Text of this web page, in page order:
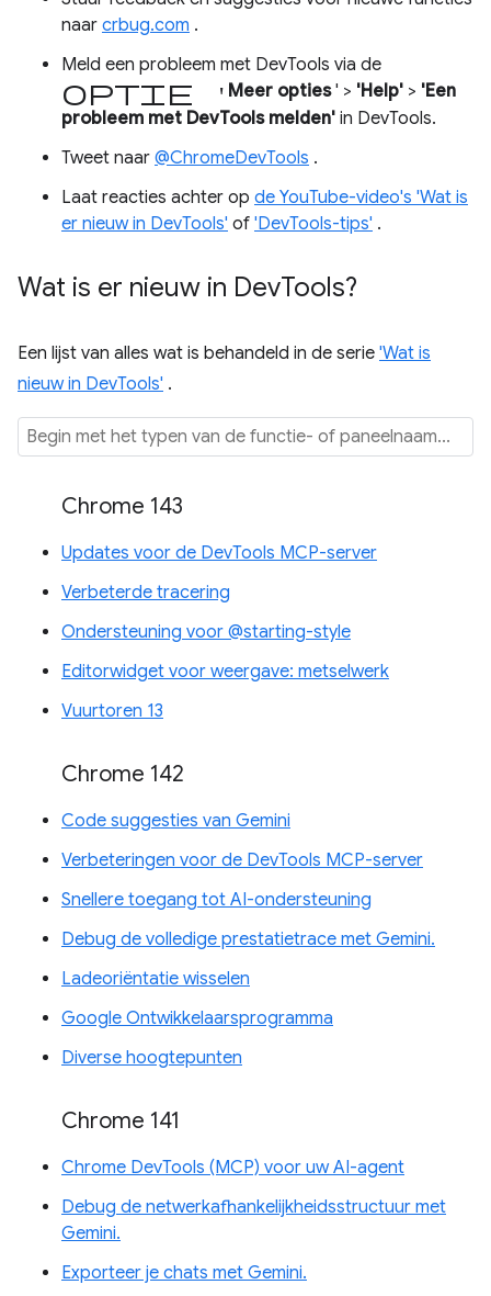
naar crbug.com .
Meld een probleem met DevTools via de
optie ' Meer opties' > 'Help' > 'Een
probleem met DevTools melden' in DevTools.
Tweet naar @ChromeDevTools .
Laat reacties achter op de YouTube-video's 'Wat is
er nieuw in DevTools' of 'DevTools-tips' .
Wat is er nieuw in DevTools?
Een lijst van alles wat is behandeld in de serie 'Wat is
nieuw in DevTools' .
Chrome 143
Updates voor de DevTools MCP-server
Verbeterde tracering
Ondersteuning voor @starting-style
Editorwidget voor weergave: metselwerk
Vuurtoren 13
Chrome 142
Code suggesties van Gemini
Verbeteringen voor de DevTools MCP-server
Snellere toegang tot AI-ondersteuning
Debug de volledige prestatietrace met Gemini.
Ladeoriëntatie wisselen
Google Ontwikkelaarsprogramma
Diverse hoogtepunten
Chrome 141
Chrome DevTools (MCP) voor uw AI-agent
Debug de netwerkafhankelijkheidsstructuur met
Gemini.
Exporteer je chats met Gemini.